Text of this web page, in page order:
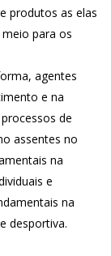
produtos as elas
para os
agentes
e na
de
assentes no
na
e
na
desportiva.